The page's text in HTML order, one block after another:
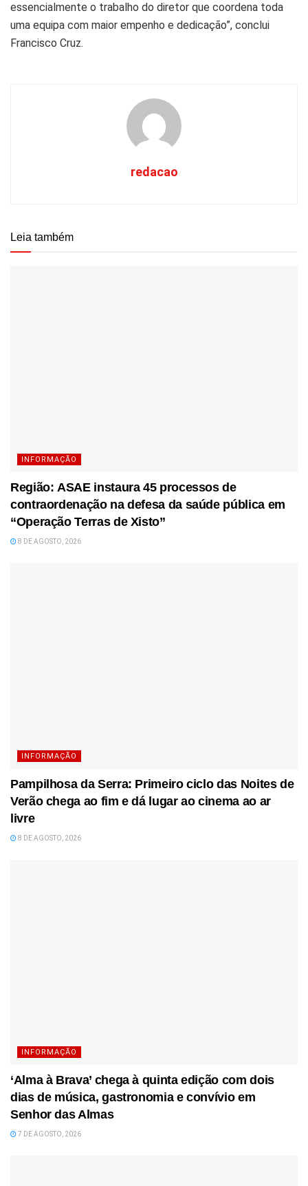
essencialmente o trabalho do diretor que coordena toda
uma equipa com maior empenho e dedicação”, conclui
Francisco Cruz.
redacao
Leia também
INFORMAÇÃO
Região: ASAE instaura 45 processos de
contraordenação na defesa da saúde pública em
“Operação Terras de Xisto”
8 DE AGOSTO, 2026
INFORMAÇÃO
Pampilhosa da Serra: Primeiro ciclo das Noites de
Verão chega ao fim e dá lugar ao cinema ao ar
livre
8 DE AGOSTO, 2026
INFORMAÇÃO
‘Alma à Brava’ chega à quinta edição com dois
dias de música, gastronomia e convívio em
Senhor das Almas
7 DE AGOSTO, 2026